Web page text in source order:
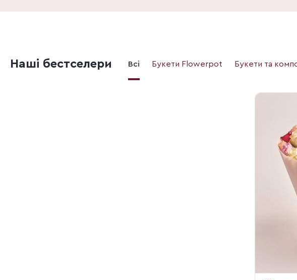
Наші бестселери Всі Букети Flowerpot Букети та